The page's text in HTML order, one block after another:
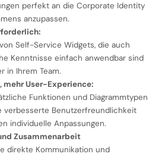
perfekt an die Corporate Identity
anzupassen.
Self-Service Widgets, die auch
Kenntnisse einfach anwendbar sind
in Ihrem Team.
mehr User-Experience:
Funktionen und Diagrammtypen
verbesserte Benutzerfreundlichkeit
individuelle Anpassungen.
Zusammenarbeit
direkte Kommunikation und